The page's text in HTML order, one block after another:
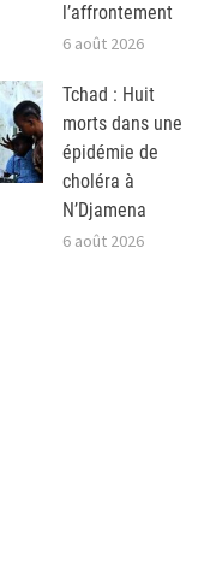
l’affrontement
6 août 2026
Tchad : Huit
morts dans une
épidémie de
choléra à
N’Djamena
6 août 2026